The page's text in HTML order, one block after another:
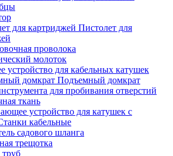
Пистолет для
проволока
молоток
устройство для кабельных катушек
Подъемный домкрат
для пробивания отверстий
ткань
устройство для катушек с
кабельные
садового шланга
трещотка
труб